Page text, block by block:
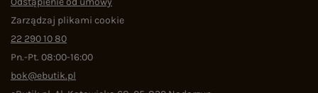
Zarządzaj plikami cookie
22 290 10 80
Pn.-Pt. 08:00-16:00
bok@ebutik.pl